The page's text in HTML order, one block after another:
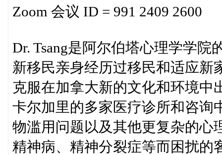
Zoom 会议 ID = 991 2409 2600
Dr. Tsang是阿尔伯塔心理学学院
新移民亲身经历过移民和适应新
克服在加拿大新的文化和环境中
卡尔加里的多家医疗诊所和咨询
物滥用问题以及其他更复杂的心
精神病、精神分裂症等而困扰的